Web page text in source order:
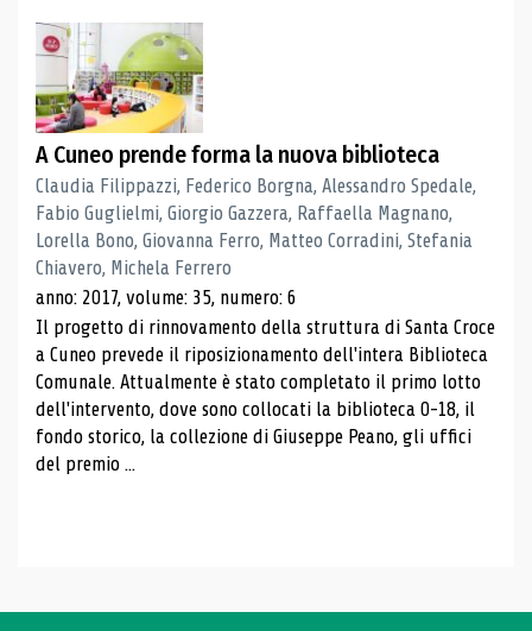
A Cuneo prende forma la nuova biblioteca
Claudia Filippazzi, Federico Borgna, Alessandro Spedale,
Fabio Guglielmi, Giorgio Gazzera, Raffaella Magnano,
Lorella Bono, Giovanna Ferro, Matteo Corradini, Stefania
Chiavero, Michela Ferrero
anno: 2017, volume: 35, numero: 6
Il progetto di rinnovamento della struttura di Santa Croce
a Cuneo prevede il riposizionamento dell'intera Biblioteca
Comunale. Attualmente è stato completato il primo lotto
dell'intervento, dove sono collocati la biblioteca 0-18, il
fondo storico, la collezione di Giuseppe Peano, gli uffici
del premio ...